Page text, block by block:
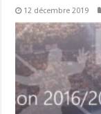
12 décembre 2019